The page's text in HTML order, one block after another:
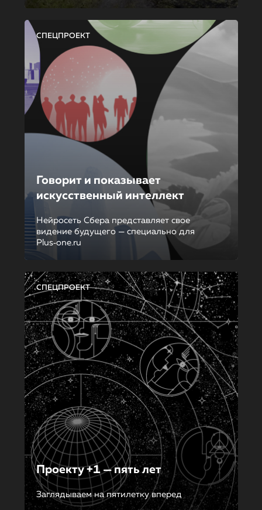
СПЕЦПРОЕКТ
Говорит и показывает
искусственный интеллект
Нейросеть Сбера представляет свое
видение будущего — специально для
Plus‑one.ru
СПЕЦПРОЕКТ
Проекту +1 — пять лет
Заглядываем на пятилетку вперед